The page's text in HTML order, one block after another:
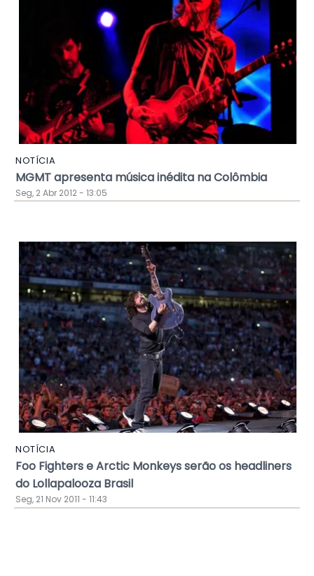
NOTÍCIA
MGMT apresenta música inédita na Colômbia
Seg, 2 Abr 2012 - 13:05
NOTÍCIA
Foo Fighters e Arctic Monkeys serão os headliners
do Lollapalooza Brasil
Seg, 21 Nov 2011 - 11:43